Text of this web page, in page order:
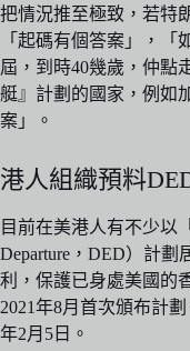
把情況推至極致，若特
「起碼有個答案」，
屆，到時40幾歲，仲點
艇』計劃的國家，例如
案」。
港人組織預料
目前在美港人有不少以
Departure，DED）計
利，保護已身處美國的
2021年8月首次頒布計
年2月5日。